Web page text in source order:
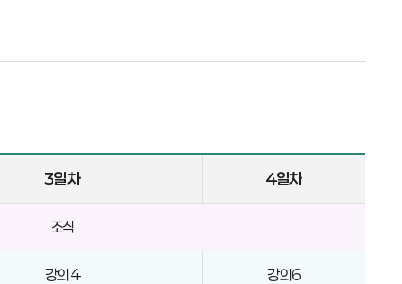
3일차 4일차
조식
강의4 강의6